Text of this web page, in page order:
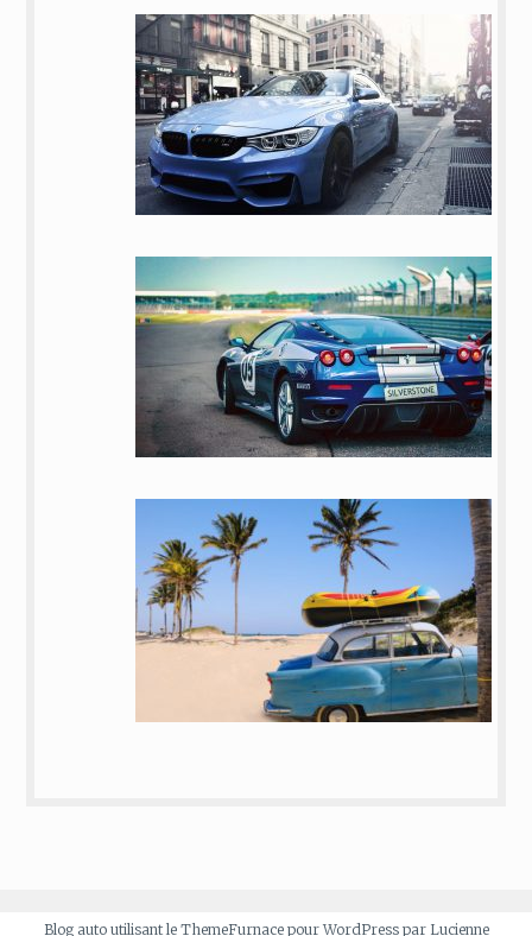
Blog auto utilisant le ThemeFurnace pour WordPress par Lucienne